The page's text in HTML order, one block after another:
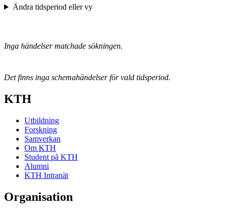
Ändra tidsperiod eller vy
Inga händelser matchade sökningen.
Det finns inga schemahändelser för vald tidsperiod.
KTH
Utbildning
Forskning
Samverkan
Om KTH
Student på KTH
Alumni
KTH Intranät
Organisation